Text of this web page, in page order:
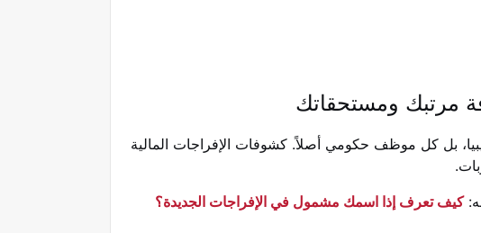
بل كل موظف حكومي أصلاً. كشوفات الإفراجات المالية
كيف تعرف إذا اسمك مشمول في الإفراجات الجديدة؟